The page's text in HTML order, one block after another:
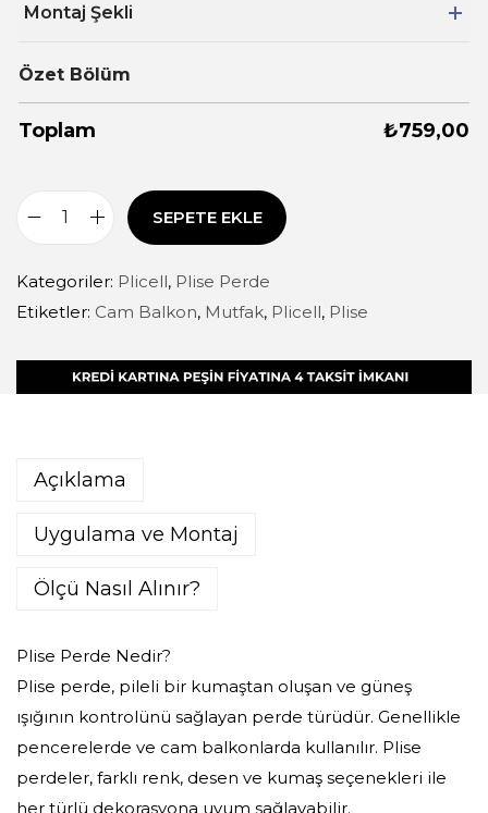
Montaj Şekli
Özet Bölüm
Toplam ₺759,00
SEPETE EKLE
Kategoriler: Plicell, Plise Perde
Etiketler: Cam Balkon, Mutfak, Plicell, Plise
Açıklama
Uygulama ve Montaj
Ölçü Nasıl Alınır?
Plise Perde Nedir?
Plise perde, pileli bir kumaştan oluşan ve güneş
ışığının kontrolünü sağlayan perde türüdür. Genellikle
pencerelerde ve cam balkonlarda kullanılır. Plise
perdeler, farklı renk, desen ve kumaş seçenekleri ile
her türlü dekorasyona uyum sağlayabilir.